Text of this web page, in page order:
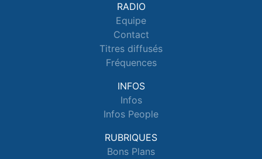
RADIO
Equipe
Contact
Titres diffusés
Fréquences
INFOS
Infos
Infos People
RUBRIQUES
Bons Plans